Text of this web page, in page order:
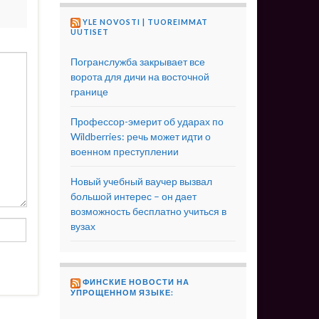
YLE NOVOSTI | TUOREIMMAT
UUTISET
Погранслужба закрывает все
ворота для дичи на восточной
границе
Профессор-эмерит об ударах по
Wildberries: речь может идти о
военном преступлении
Новый учебный ваучер вызвал
большой интерес – он дает
возможность бесплатно учиться в
вузах
ФИНСКИЕ НОВОСТИ НА
УПРОЩЕННОМ ЯЗЫКЕ: